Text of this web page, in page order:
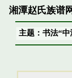
湘潭赵氏族谱
主题：书法“